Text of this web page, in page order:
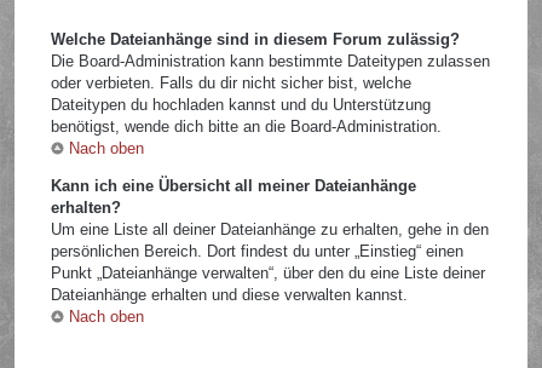
Welche Dateianhänge sind in diesem Forum zulässig?
Die Board-Administration kann bestimmte Dateitypen zulassen
oder verbieten. Falls du dir nicht sicher bist, welche
Dateitypen du hochladen kannst und du Unterstützung
benötigst, wende dich bitte an die Board-Administration.
Nach oben
Kann ich eine Übersicht all meiner Dateianhänge
erhalten?
Um eine Liste all deiner Dateianhänge zu erhalten, gehe in den
persönlichen Bereich. Dort findest du unter „Einstieg“ einen
Punkt „Dateianhänge verwalten“, über den du eine Liste deiner
Dateianhänge erhalten und diese verwalten kannst.
Nach oben